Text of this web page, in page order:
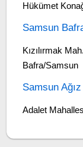
Hükümet
Samsun
Kızılırmak
Bafra/Samsun
Samsun
Adalet